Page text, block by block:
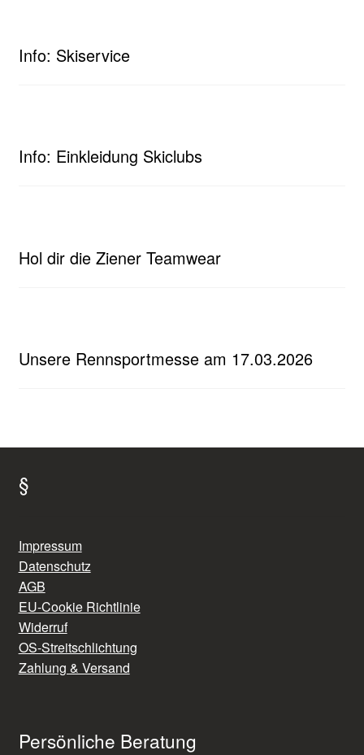
Info: Skiservice
Info: Einkleidung Skiclubs
Hol dir die Ziener Teamwear
Unsere Rennsportmesse am 17.03.2026
§
Impressum
Datenschutz
AGB
EU-Cookie Richtlinie
Widerruf
OS-Streitschlichtung
Zahlung & Versand
Persönliche Beratung